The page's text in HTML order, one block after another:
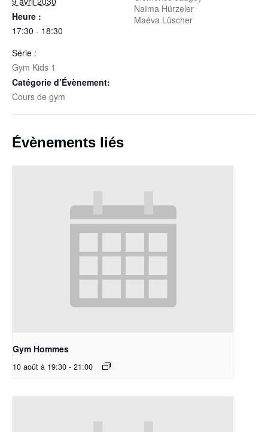
Heure :
17:30 - 18:30
Série :
Gym Kids 1
Catégorie d’Évènement:
Cours de gym
Naïma Hürzeler
Maéva Lüscher
Évènements liés
Gym Hommes
10 août à 19:30 - 21:00